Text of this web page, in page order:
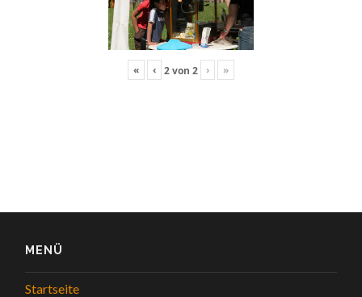
« ‹ 2von 2 › »
MENÜ
Startseite